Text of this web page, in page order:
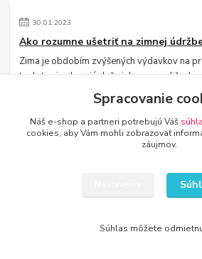
30.01.2023
Ako rozumne ušetriť na zimnej
Zima je obdobím zvýšených výdavkov na
teploty si vyberajú daň nielen na vodičoch,
teda vyjsť neohrození...Spracovanie
Náš e-shop a partneri potrebujú Váš
cookies, aby Vám mohli zobrazovať
záujmov.
Súhlas môžete